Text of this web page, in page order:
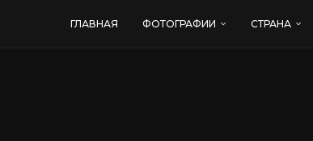
ГЛАВНАЯ ФОТОГРАФИИ СТРАНА